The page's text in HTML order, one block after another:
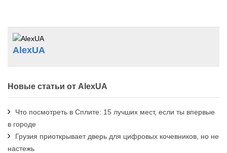
AlexUA
Новые статьи от AlexUA
Что посмотреть в Сплите: 15 лучших мест, если ты впервые
в городе
Грузия приоткрывает дверь для цифровых кочевников, но не
настежь